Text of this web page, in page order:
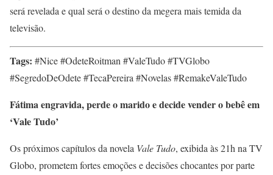
será revelada e qual será o destino da megera mais temida da
televisão.
Tags: #Nice #OdeteRoitman #ValeTudo #TVGlobo
#SegredoDeOdete #TecaPereira #Novelas #RemakeValeTudo
Fátima engravida, perde o marido e decide vender o bebê em
‘Vale Tudo’
Os próximos capítulos da novela Vale Tudo, exibida às 21h na TV
Globo, prometem fortes emoções e decisões chocantes por parte